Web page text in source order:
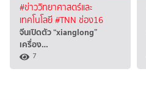
#ข่าววิทยาศาสตร์และ
เทคโนโลยี#TNN ช่อง16
จีนเปิดตัว “xianglong”
เครื่อง…
7